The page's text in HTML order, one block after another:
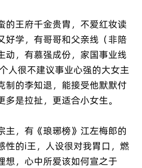
的王府千金贵胄，不爱红妆读
好学，有哥哥和父亲线（非陪
动，有慕强成份，家国事业线
人很不建议事业心强的大女主
制的李知退，能接受他默默付
多是拉扯，更适合小女生。
主，有《琅琊榜》江左梅郎的
性的i王，人设很对我胃口，燃
想，心中所爱该如何宣之于